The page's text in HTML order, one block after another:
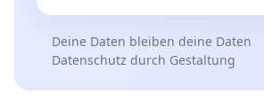
Deine Daten bleiben deine Daten
Datenschutz durch Gestaltung